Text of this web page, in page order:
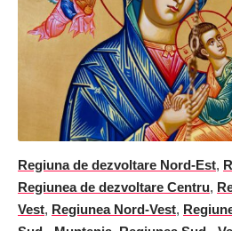
Regiuna de dezvoltare Nord-Est,
Regiunea de dezvoltare Centru,
Vest, Regiunea Nord-Vest,